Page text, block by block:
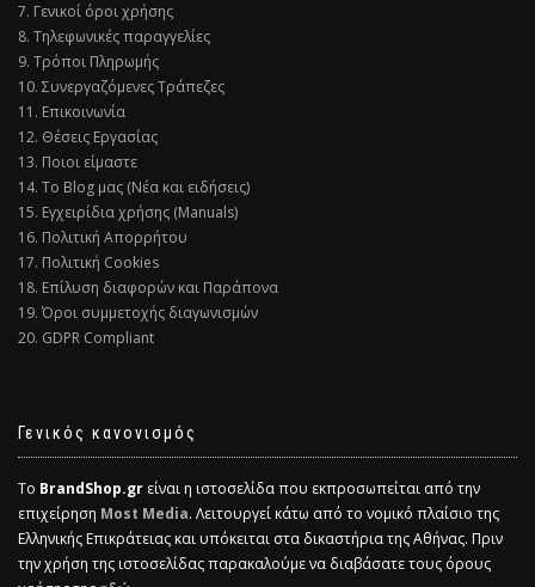
7. Γενικοί όροι χρήσης
8. Τηλεφωνικές παραγγελίες
9. Τρόποι Πληρωμής
10. Συνεργαζόμενες Τράπεζες
11. Επικοινωνία
12. Θέσεις Εργασίας
13. Ποιοι είμαστε
14. Το Blog μας (Νέα και ειδήσεις)
15. Εγχειρίδια χρήσης (Manuals)
16. Πολιτική Απορρήτου
17. Πολιτική Cookies
18. Επίλυση διαφορών και Παράπονα
19. Όροι συμμετοχής διαγωνισμών
20. GDPR Compliant
Γενικός κανονισμός
Το BrandShop.gr είναι η ιστοσελίδα που εκπροσωπείται από την
επιχείρηση Most Media. Λειτουργεί κάτω από το νομικό πλαίσιο της
Ελληνικής Επικράτειας και υπόκειται στα δικαστήρια της Αθήνας. Πριν
την χρήση της ιστοσελίδας παρακαλούμε να διαβάσατε τους όρους